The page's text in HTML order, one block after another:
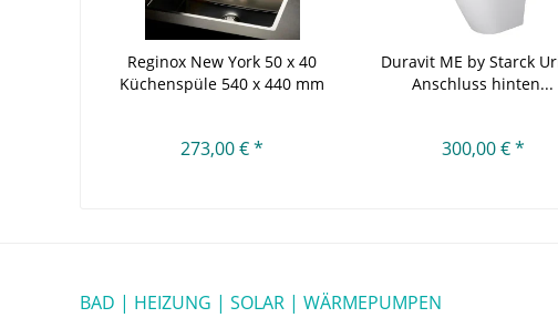
Reginox New York 50 x 40
Küchenspüle 540 x 440 mm
273,00 € *
Duravit ME by Starck
Anschluss hinten...
300,00 € *
BAD | HEIZUNG | SOLAR | WÄRMEPUMPEN